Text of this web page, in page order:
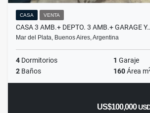
CASA VENTA
CASA 3 AMB.+ DEPTO. 3 AMB.+ GARAGE
Mar del Plata, Buenos Aires, Argentina
4 Dormitorios 1 Garaje
2 Baños 160Área m
US$100,000